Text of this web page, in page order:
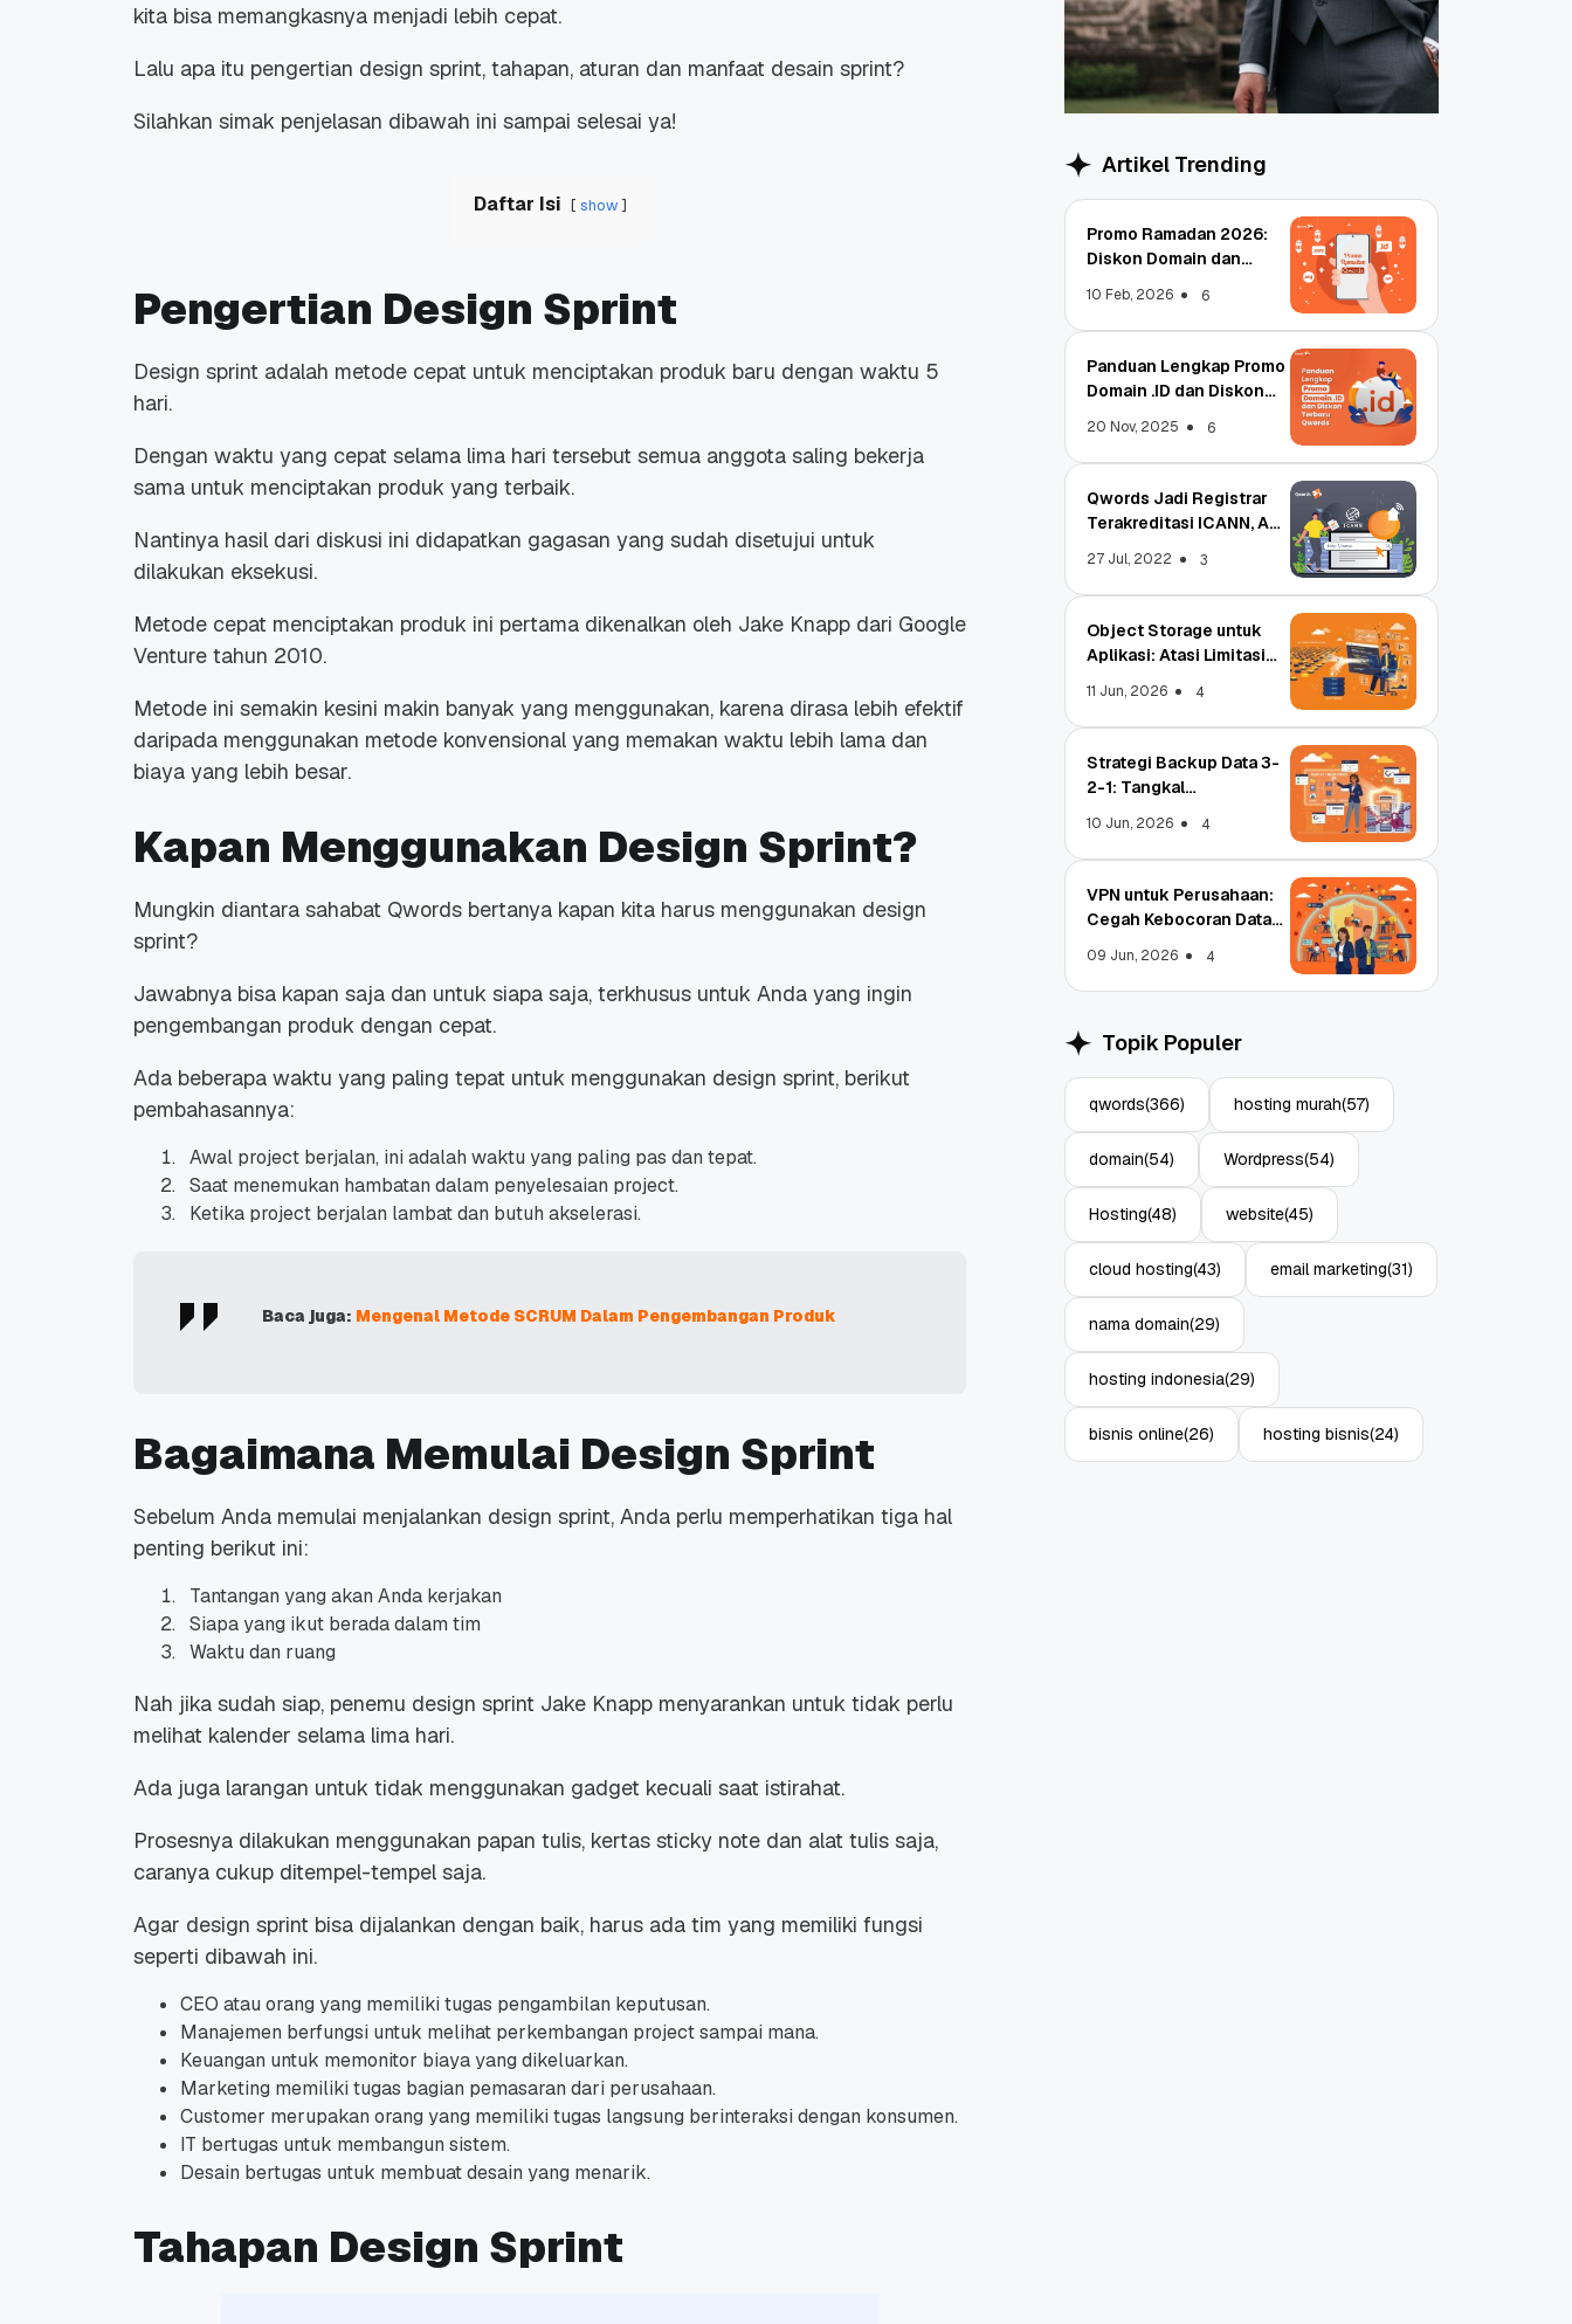
Promo Ramadan 2026:
Diskon Domain dan
Panduan Lengkap Promo
20 Nov, 2025 6
Qwords Jadi Registrar
27 Jul, 2022 3
Object Storage untuk
Aplikasi: Atasi Limitasi
4
kita bisa memangkasnya menjadi lebih cepat.
Lalu apa itu pengertian design sprint, tahapan, aturan dan manfaat desain sprint?
Silahkan simak penjelasan dibawah ini sampai selesai ya!
Daftar Isi show
Pengertian Design Sprint
Design sprint adalah metode cepat untuk menciptakan produk baru dengan waktu 5
hari.
Dengan waktu yang cepat selama lima hari tersebut semua anggota saling bekerja
sama untuk menciptakan produk yang terbaik.
Nantinya hasil dari diskusi ini didapatkan gagasan yang sudah disetujui untuk
dilakukan eksekusi.
Metode cepat menciptakan produk ini pertama dikenalkan oleh Jake Knapp dari Google
Venture tahun 2010.
Metode ini semakin kesini makin banyak yang menggunakan, karena dirasa lebih efektif
daripada menggunakan metode konvensional yang memakan waktu lebih lama dan
biaya yang lebih besar.
Kapan Menggunakan Design Sprint?
Mungkin diantara sahabat Qwords bertanya kapan kita harus menggunakan design
sprint?
Jawabnya bisa kapan saja dan untuk siapa saja, terkhusus untuk Anda yang ingin
pengembangan produk dengan cepat.
Ada beberapa waktu yang paling tepat untuk menggunakan design sprint, berikut
pembahasannya:
Awal project berjalan, ini adalah waktu yang paling pas dan tepat.
Saat menemukan hambatan dalam penyelesaian project.
Ketika project berjalan lambat dan butuh akselerasi.
Baca juga: Mengenal Metode SCRUM Dalam Pengembangan Produk
Bagaimana Memulai Design Sprint
Sebelum Anda memulai menjalankan design sprint, Anda perlu memperhatikan tiga hal
penting berikut ini:
Tantangan yang akan Anda kerjakan
Siapa yang ikut berada dalam tim
Waktu dan ruang
Nah jika sudah siap, penemu design sprint Jake Knapp menyarankan untuk tidak perlu
melihat kalender selama lima hari.
Ada juga larangan untuk tidak menggunakan gadget kecuali saat istirahat.
Prosesnya dilakukan menggunakan papan tulis, kertas sticky note dan alat tulis saja,
caranya cukup ditempel-tempel saja.
Agar design sprint bisa dijalankan dengan baik, harus ada tim yang memiliki fungsi
seperti dibawah ini.
CEO atau orang yang memiliki tugas pengambilan keputusan.
Manajemen berfungsi untuk melihat perkembangan project sampai mana.
Keuangan untuk memonitor biaya yang dikeluarkan.
Marketing memiliki tugas bagian pemasaran dari perusahaan.
Customer merupakan orang yang memiliki tugas langsung berinteraksi dengan konsumen.
IT bertugas untuk membangun sistem.
Desain bertugas untuk membuat desain yang menarik.
Tahapan Design Sprint
Artikel Trending
Promo Ramadan 2026:
Diskon Domain dan
10 Feb, 2026 6
Panduan Lengkap Promo
Domain .ID dan Diskon
20 Nov, 2025 6
Qwords Jadi Registrar
Terakreditasi ICANN, Apa
27 Jul, 2022 3
Object Storage untuk
Aplikasi: Atasi Limitasi
11 Jun, 2026 4
Strategi Backup Data 3-
2-1: Tangkal
10 Jun, 2026 4
VPN untuk Perusahaan:
Cegah Kebocoran Data
09 Jun, 2026 4
Topik Populer
qwords(366) hosting murah(57)
domain(54) Wordpress(54)
Hosting(48) website(45)
cloud hosting(43) email marketing(31)
nama domain(29)
hosting indonesia(29)
bisnis online(26) hosting bisnis(24)